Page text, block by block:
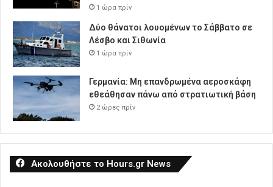
1 ώρα πρίν
Δύο θάνατοι λουομένων το Σάββατο σε
Λέσβο και Σιθωνία
1 ώρα πρίν
Γερμανία: Μη επανδρωμένα αεροσκάφη
εθεάθησαν πάνω από στρατιωτική βάση
2 ώρες πρίν
Ακολουθήστε το Hours.gr News